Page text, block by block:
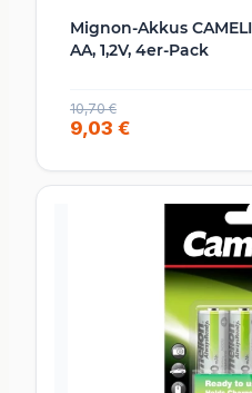
Mignon-Akkus
AA, 1,2V, 4er-Pack
10,70 €
9,03 €